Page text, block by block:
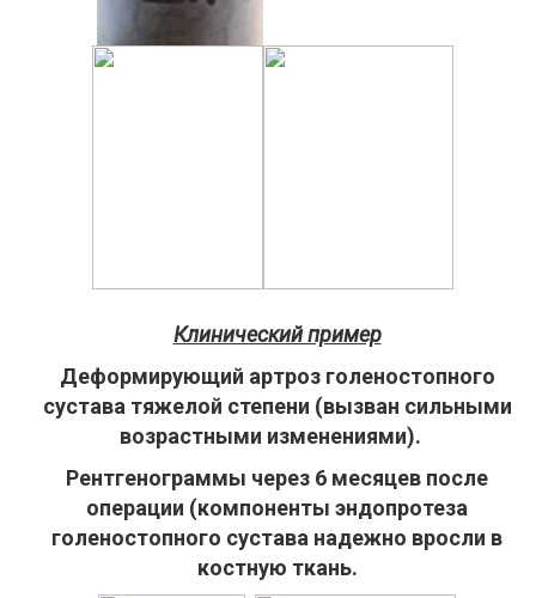
Клинический пример
Деформирующий артроз голеностопного
сустава тяжелой степени (вызван сильными
возрастными изменениями).
Рентгенограммы через 6 месяцев после
операции (компоненты эндопротеза
голеностопного сустава надежно вросли в
костную ткань.